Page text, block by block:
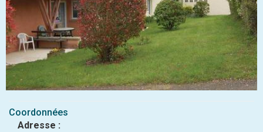
Coordonnées
Adresse :